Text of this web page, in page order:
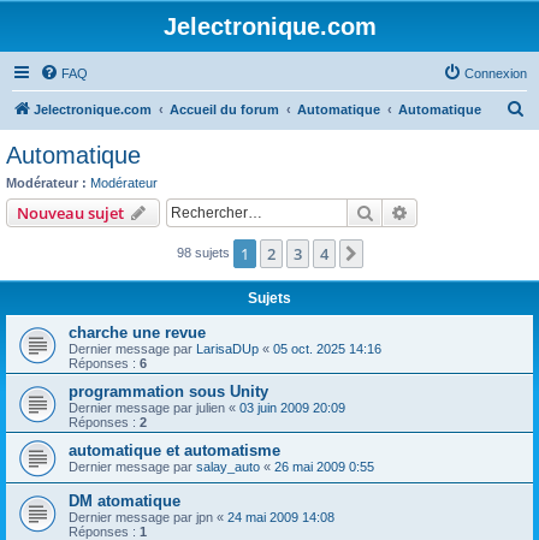
Jelectronique.com
FAQ Connexion
Jelectronique.com Accueil du forum Automatique Automatique
c
Automatique
Modérateur : Modérateur
Nouveau sujet Rechercher
98 sujets 1 2 3 4
Sujets
charche une revue
Dernier message par LarisaDUp « 05 oct. 2025 14:16
Réponses : 6
programmation sous Unity
Dernier message par julien « 03 juin 2009 20:09
Réponses : 2
automatique et automatisme
Dernier message par salay_auto « 26 mai 2009 0:55
DM atomatique
Dernier message par jpn « 24 mai 2009 14:08
Réponses : 1